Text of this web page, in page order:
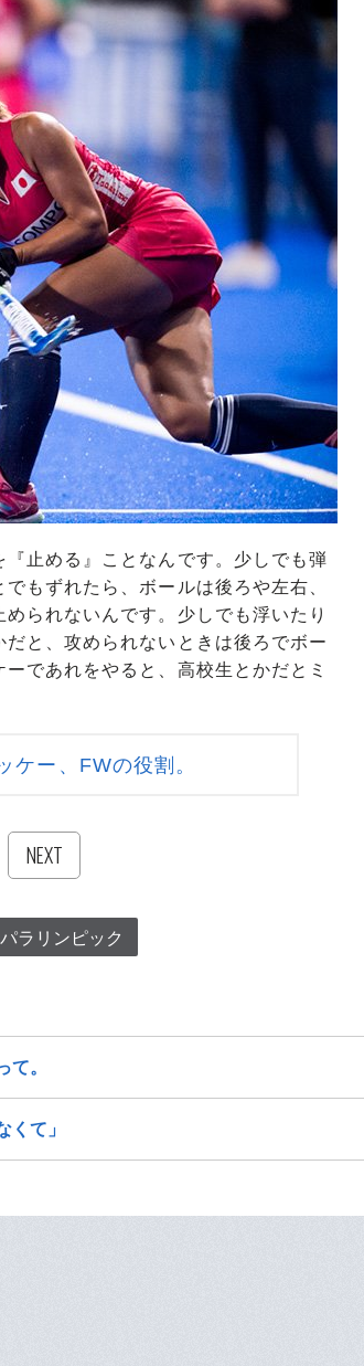
止める』ことなんです。少しでも弾
もずれたら、ボールは後ろや左右、
られないんです。少しでも浮いたり
と、攻められないときは後ろでボー
であれをやると、高校生とかだとミ
ー、FWの役割。
NEXT
ラリンピック
て。
くて」